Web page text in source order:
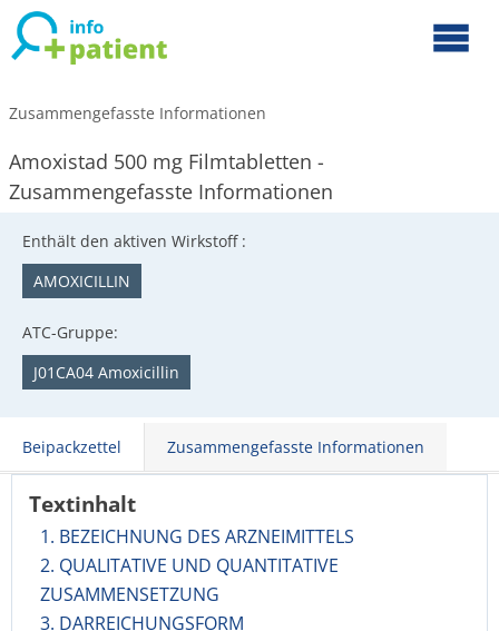
Zusammengefasste Informationen
Amoxistad 500 mg Filmtabletten -
Zusammengefasste Informationen
Enthält den aktiven Wirkstoff :
AMOXICILLIN
ATC-Gruppe:
J01CA04 Amoxicillin
Beipackzettel Zusammengefasste Informationen
Textinhalt
1. BEZEICHNUNG DES ARZNEIMITTELS
2. QUALITATIVE UND QUANTITATIVE
ZUSAMMENSETZUNG
3. DARREICHUNGSFORM